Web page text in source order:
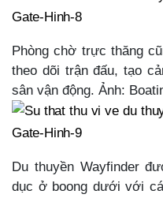
Phòng chờ trực thăng
theo dõi trận đấu, tạo
sân vận động. Ảnh:
Du thuyền Wayfinder
dục ở boong dưới với